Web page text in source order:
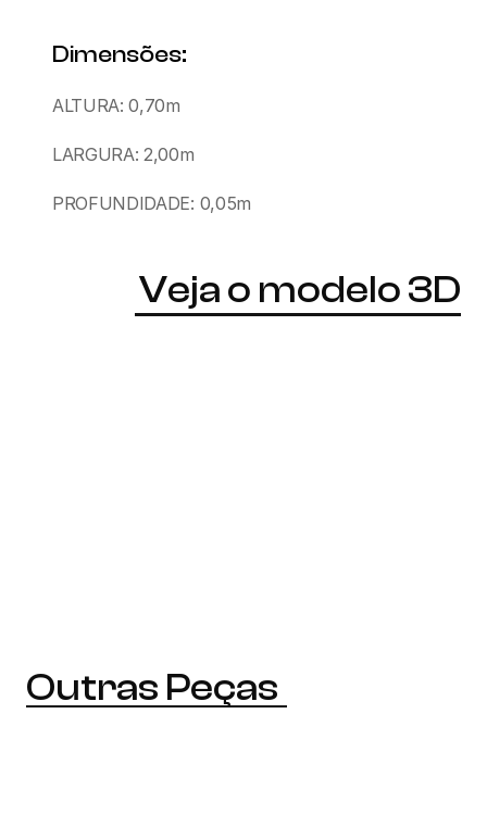
Dimensões:
ALTURA: 0,70m
LARGURA: 2,00m
PROFUNDIDADE: 0,05m
Veja o modelo 3D
Outras Peças